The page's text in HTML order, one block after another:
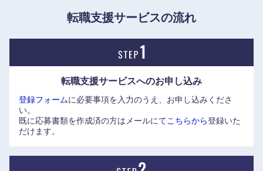
■事業の特徴と組織風土
独自の先進的な「抗体エンジニアリング技術」を駆使し、抗
体による医薬品の研究開発を牽引しています。ロシュ社との
いて国内トップシェアを維持し続けています。
・DX（デジタルトランスフォーメーション）の推進
AIを活用した新薬の設計や、デジタル技術を用いた臨床試験
ーとしても高く評価されています。
転職支援サービスの流れ
転職支援サービスへのお申し込み
登録フォームに必要事項を入力のうえ、お申し込みくださ
い。
既に応募書類を作成済の方はメールにてこちらから登録いた
だけます。
近畿地方
大阪府 兵庫県